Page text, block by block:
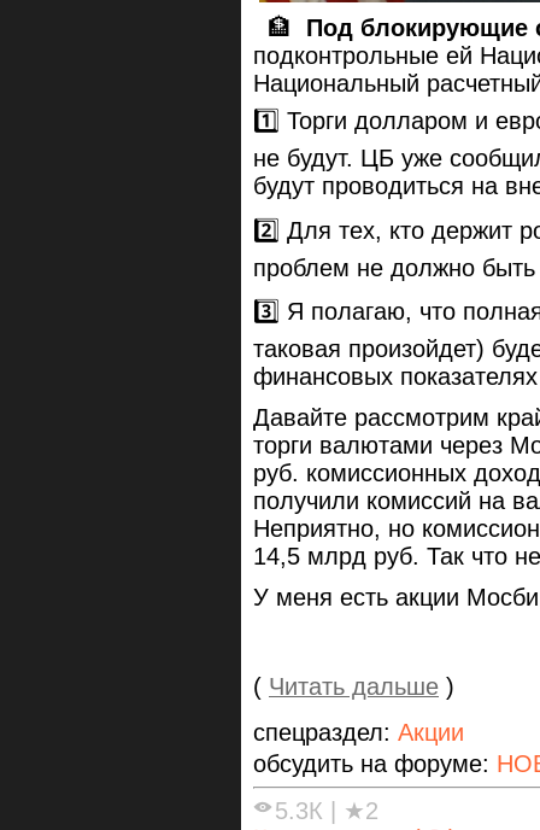
🏦 Под блокирующие
подконтрольные ей
Национальный
1️⃣ Торги долларом и
не будут. ЦБ уже
будут проводиться на
2️⃣ Для тех, кто держит
проблем не должно быть
3️⃣ Я полагаю, что
таковая произойдет)
финансовых
Давайте рассмотрим
торги валютами через
руб. комиссионных
получили комиссий на
Неприятно, но
14,5 млрд руб. Так что
У меня есть акции
( Читать дальше )
спецраздел: Акции
обсудить на форуме:
5.3К
★2